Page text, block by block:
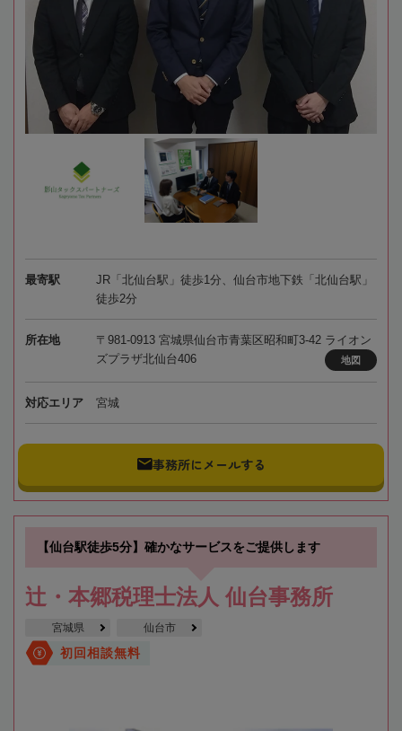
最寄駅
JR「北仙台駅」徒歩1分、仙台市地下鉄「北仙台駅」
徒歩2分
所在地
〒981-0913 宮城県仙台市青葉区昭和町3-42 ライオン
ズプラザ北仙台406
地図
対応エリア 宮城
事務所にメールする
【仙台駅徒歩5分】確かなサービスをご提供します
辻・本郷税理士法人 仙台事務所
宮城県 仙台市
初回相談無料